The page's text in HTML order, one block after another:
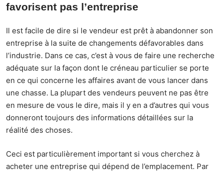
favorisent pas l’entreprise
Il est facile de dire si le vendeur est prêt à abandonner son
entreprise à la suite de changements défavorables dans
l’industrie. Dans ce cas, c’est à vous de faire une recherche
adéquate sur la façon dont le créneau particulier se porte
en ce qui concerne les affaires avant de vous lancer dans
une chasse. La plupart des vendeurs peuvent ne pas être
en mesure de vous le dire, mais il y en a d’autres qui vous
donneront toujours des informations détaillées sur la
réalité des choses.
Ceci est particulièrement important si vous cherchez à
acheter une entreprise qui dépend de l’emplacement. Par